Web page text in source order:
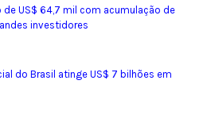
US$ 64,7 mil com acumulação de
investidores
do Brasil atinge US$ 7 bilhões em